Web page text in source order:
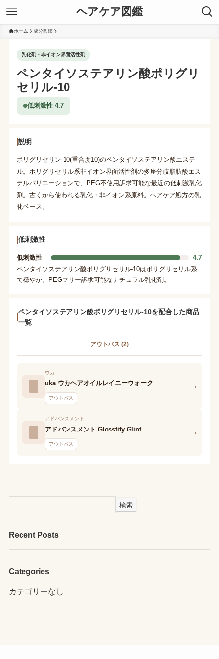
ヘアケア図鑑
ホーム 成分図鑑
乳化剤・非イオン界面活性剤
ペンタイソステアリン酸ポリグリ
セリル-10
低刺激性 4.7
説明
ポリグリセリン-10(重合度10)のペンタイソステアリン酸エステ
ル。ポリグリセリル系非イオン界面活性剤の多座分岐脂肪酸エス
テルバリエーションで、PEG不使用訴求可能な最近の低刺激乳化
剤。古くから使われる乳化・非イオン系原料。ヘアケア処方の乳
化ベース。
低刺激性
低刺激性 4.7
ペンタイソステアリン酸ポリグリセリル-10はポリグリセリル系
で穏やか。PEGフリー訴求可能なナチュラル乳化剤。
ペンタイソステアリン酸ポリグリセリル-10を配合した商品
一覧
アウトバス (2)
ウカ
uka ウカヘアオイルレイニーウォーク
アウトバス
›
アドバンスメント
アドバンスメント Glosstify Glint
アウトバス
›
検索
Recent Posts
Categories
カテゴリーなし